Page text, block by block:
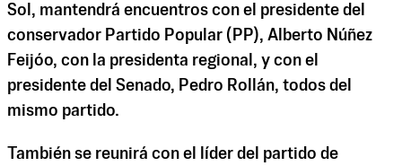
Sol, mantendrá encuentros con el presidente del
conservador Partido Popular (PP), Alberto Núñez
Feijóo, con la presidenta regional, y con el
presidente del Senado, Pedro Rollán, todos del
mismo partido.
También se reunirá con el líder del partido de